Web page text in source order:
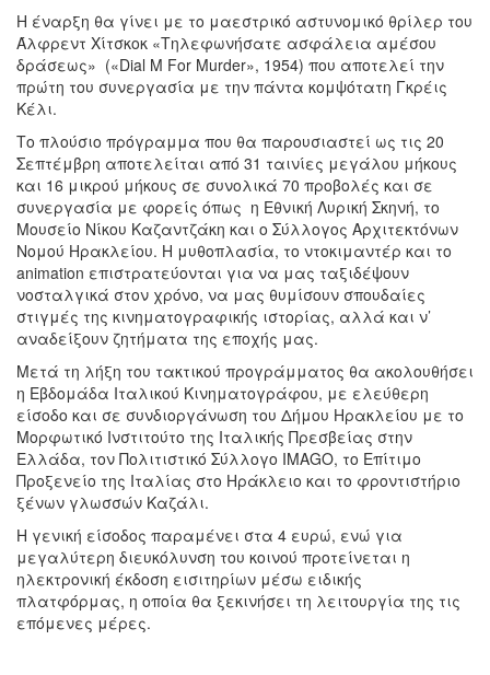
ΔΗΜΟΣ
ΠΟΛΙΤΙΣΜΟΣ
ΑΝΘΕΚΤΙΚΗ
ΠΟΛΗ
Η έναρξη θα γίνει με το μαεστρικό αστυνομικό θρίλερ του
Άλφρεντ Χίτσκοκ «Τηλεφωνήσατε ασφάλεια αμέσου
δράσεως» («Dial M For Murder», 1954) που αποτελεί την
πρώτη του συνεργασία με την πάντα κομψότατη Γκρέις
Κέλι.
Το πλούσιο πρόγραμμα που θα παρουσιαστεί ως τις 20
Σεπτέμβρη αποτελείται από 31 ταινίες μεγάλου μήκους
και 16 μικρού μήκους σε συνολικά 70 προβολές και σε
συνεργασία με φορείς όπως η Εθνική Λυρική Σκηνή, το
Μουσείο Νίκου Καζαντζάκη και ο Σύλλογος Αρχιτεκτόνων
Νομού Ηρακλείου. Η μυθοπλασία, το ντοκιμαντέρ και το
animation επιστρατεύονται για να μας ταξιδέψουν
νοσταλγικά στον χρόνο, να μας θυμίσουν σπουδαίες
στιγμές της κινηματογραφικής ιστορίας, αλλά και ν’
αναδείξουν ζητήματα της εποχής μας.
Μετά τη λήξη του τακτικού προγράμματος θα ακολουθήσει
η Εβδομάδα Ιταλικού Κινηματογράφου, με ελεύθερη
είσοδο και σε συνδιοργάνωση του Δήμου Ηρακλείου με το
Μορφωτικό Ινστιτούτο της Ιταλικής Πρεσβείας στην
Ελλάδα, τον Πολιτιστικό Σύλλογο IMAGO, το Επίτιμο
Προξενείο της Ιταλίας στο Ηράκλειο και το φροντιστήριο
ξένων γλωσσών Καζάλι.
Η γενική είσοδος παραμένει στα 4 ευρώ, ενώ για
μεγαλύτερη διευκόλυνση του κοινού προτείνεται η
ηλεκτρονική έκδοση εισιτηρίων μέσω ειδικής
πλατφόρμας, η οποία θα ξεκινήσει τη λειτουργία της τις
επόμενες μέρες.